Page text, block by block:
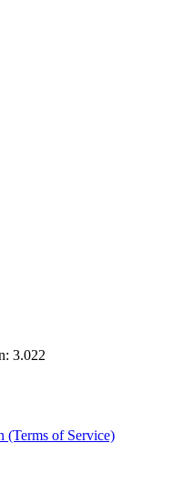
3.022
(Terms of Service)